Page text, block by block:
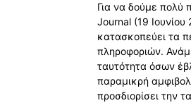
Για να δούμε πολύ
Journal (19
κατασκοπεύει τα
πληροφοριών.
ταυτότητα όσων
παραμικρή
προσδιορίσει την